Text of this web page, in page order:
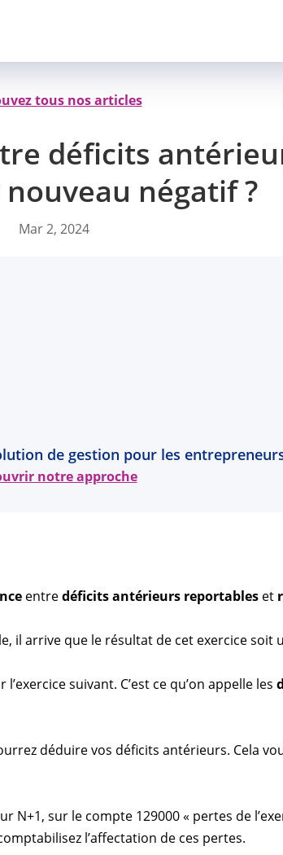
tous nos articles
déficits
négatif ?
Mar 2, 2024
de gestion pour les
notre approche
entredéficits antérieurs reportables et
il arrive que le résultat de cet exercice soit
suivant. C’est ce qu’on appelle les
déduire vos déficits antérieurs. Cela
N+1, sur le compte 129000 « pertes de
l’affectation de ces pertes.